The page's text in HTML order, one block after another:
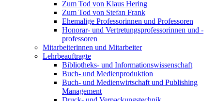
Zum Tod von Klaus Hering
Zum Tod von Stefan Frank
Ehemalige Professorinnen und Professoren
Honorar- und Vertretungsprofessorinnen und -
professoren
Mitarbeiterinnen und Mitarbeiter
Lehrbeauftragte
Bibliotheks- und Informationswissenschaft
Buch- und Medienproduktion
Buch- und Medienwirtschaft und Publishing
Management